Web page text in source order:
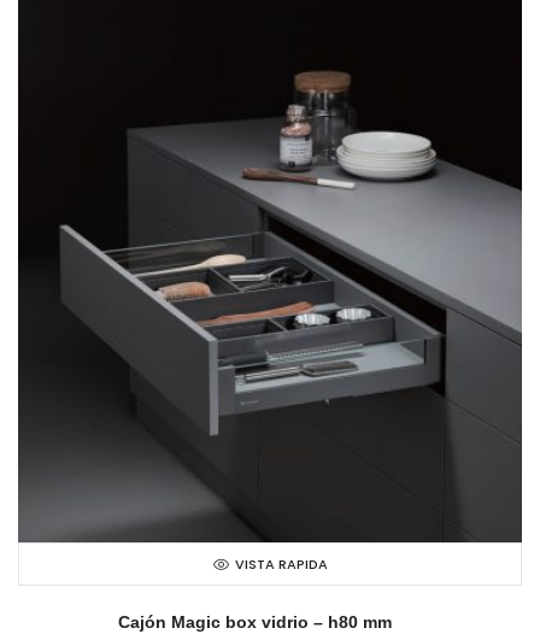
VISTA RAPIDA
Cajón Magic box vidrio – h80 mm